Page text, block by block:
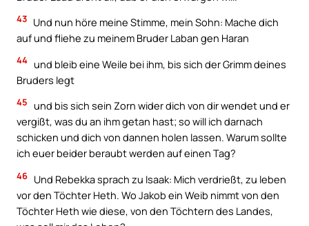
43 Und nun höre meine Stimme, mein Sohn: Mache dich
auf und fliehe zu meinem Bruder Laban gen Haran
44 und bleib eine Weile bei ihm, bis sich der Grimm deines
Bruders legt
45 und bis sich sein Zorn wider dich von dir wendet und er
vergißt, was du an ihm getan hast; so will ich darnach
schicken und dich von dannen holen lassen. Warum sollte
ich euer beider beraubt werden auf einen Tag?
46 Und Rebekka sprach zu Isaak: Mich verdrießt, zu leben
vor den Töchter Heth. Wo Jakob ein Weib nimmt von den
Töchter Heth wie diese, von den Töchtern des Landes,